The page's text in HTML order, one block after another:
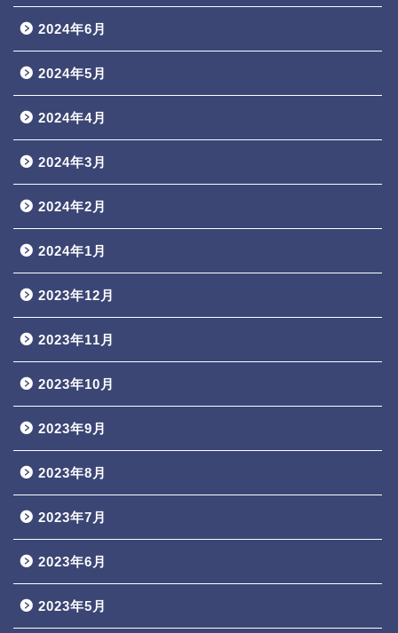
2024年6月
2024年5月
2024年4月
2024年3月
2024年2月
2024年1月
2023年12月
2023年11月
2023年10月
2023年9月
2023年8月
2023年7月
2023年6月
2023年5月